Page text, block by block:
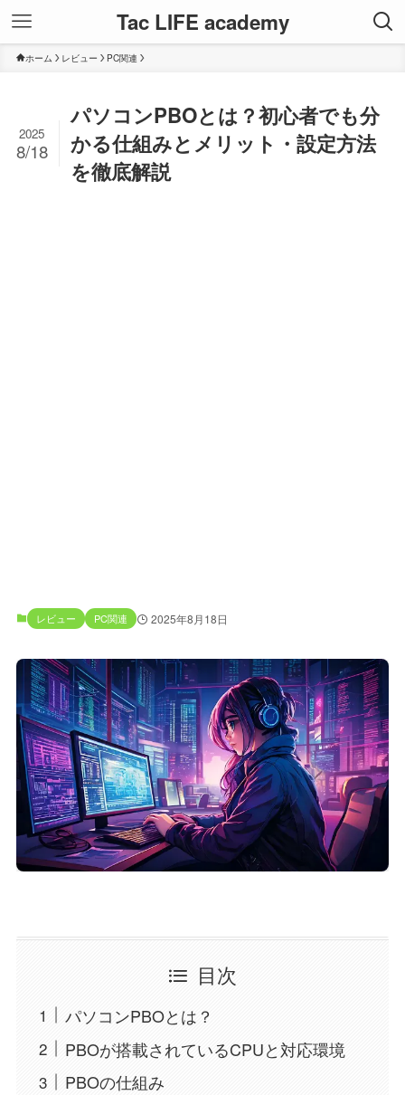
Tac LIFE academy
ホーム レビュー PC関連
パソコンPBOとは？初心者でも分
かる仕組みとメリット・設定方法
を徹底解説
2025
8/18
レビュー PC関連 2025年8月18日
目次
パソコンPBOとは？
PBOが搭載されているCPUと対応環境
PBOの仕組み